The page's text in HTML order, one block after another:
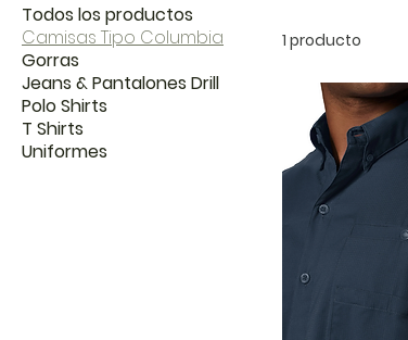
Todos los productos
Camisas Tipo Columbia
Gorras
Jeans & Pantalones Drill
Polo Shirts
T Shirts
Uniformes
1 producto